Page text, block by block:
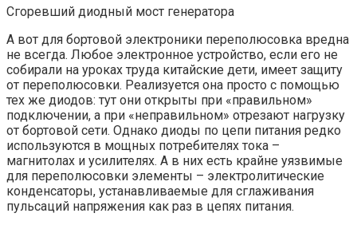
Cгоревший диодный мост генератора
А вот для бортовой электроники переполюсовка вредна
не всегда. Любое электронное устройство, если его не
собирали на уроках труда китайские дети, имеет защиту
от переполюсовки. Реализуется она просто с помощью
тех же диодов: тут они открыты при «правильном»
подключении, а при «неправильном» отрезают нагрузку
от бортовой сети. Однако диоды по цепи питания редко
используются в мощных потребителях тока –
магнитолах и усилителях. А в них есть крайне уязвимые
для переполюсовки элементы – электролитические
конденсаторы, устанавливаемые для сглаживания
пульсаций напряжения как раз в цепях питания.